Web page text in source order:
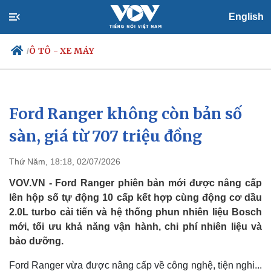
English
/Ô TÔ - XE MÁY
Chính trị
Đảng
Tổ chức nhân sự
Nhận diện sự thật
Xã hội
Tin 24h
Dự báo thời tiết
Việc làm
Biển đảo
Ford Ranger không còn bản số
sàn, giá từ 707 triệu đồng
Thứ Năm, 18:18, 02/07/2026
VOV.VN - Ford Ranger phiên bản mới được nâng cấp
lên hộp số tự động 10 cấp kết hợp cùng động cơ dầu
2.0L turbo cải tiến và hệ thống phun nhiên liệu Bosch
mới, tối ưu khả năng vận hành, chi phí nhiên liệu và
bảo dưỡng.
Ford Ranger vừa được nâng cấp về công nghệ, tiện nghi...